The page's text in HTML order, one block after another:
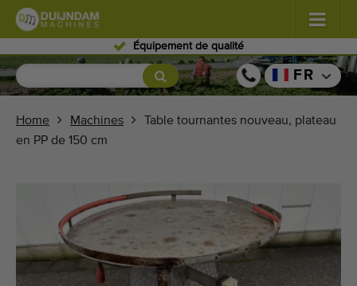
Personnel qualifié
Fleurs et plantes (576)
Légumes de serre
Convoyeurs (437)
Vendre vos machines!
FR
Home Machines
Table tournantes nouveau, plateau
en PP de 150 cm